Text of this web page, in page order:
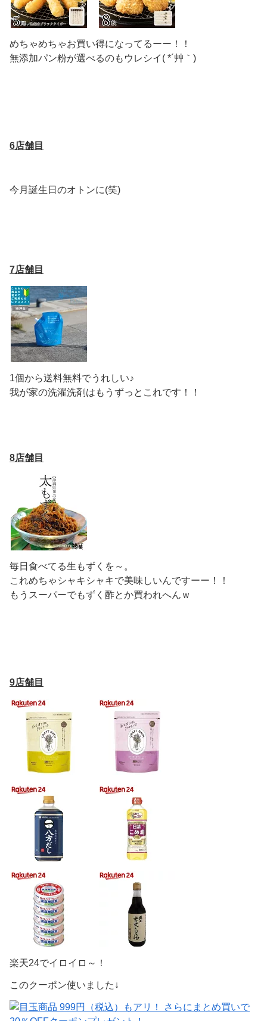
めちゃめちゃお買い得になってるーー！！
無添加パン粉が選べるのもウレシイ( *´艸｀)
6店舗目
今月誕生日のオトンに(笑)
7店舗目
1個から送料無料でうれしい♪
我が家の洗濯洗剤はもうずっとこれです！！
8店舗目
毎日食べてる生もずくを～。
これめちゃシャキシャキで美味しいんですーー！！
もうスーパーでもずく酢とか買われへんｗ
9店舗目
楽天24でイロイロ～！
このクーポン使いました↓